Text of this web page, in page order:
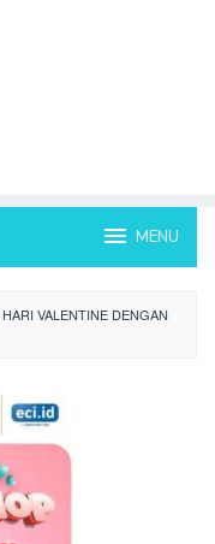
MENU
VALENTINE DENGAN